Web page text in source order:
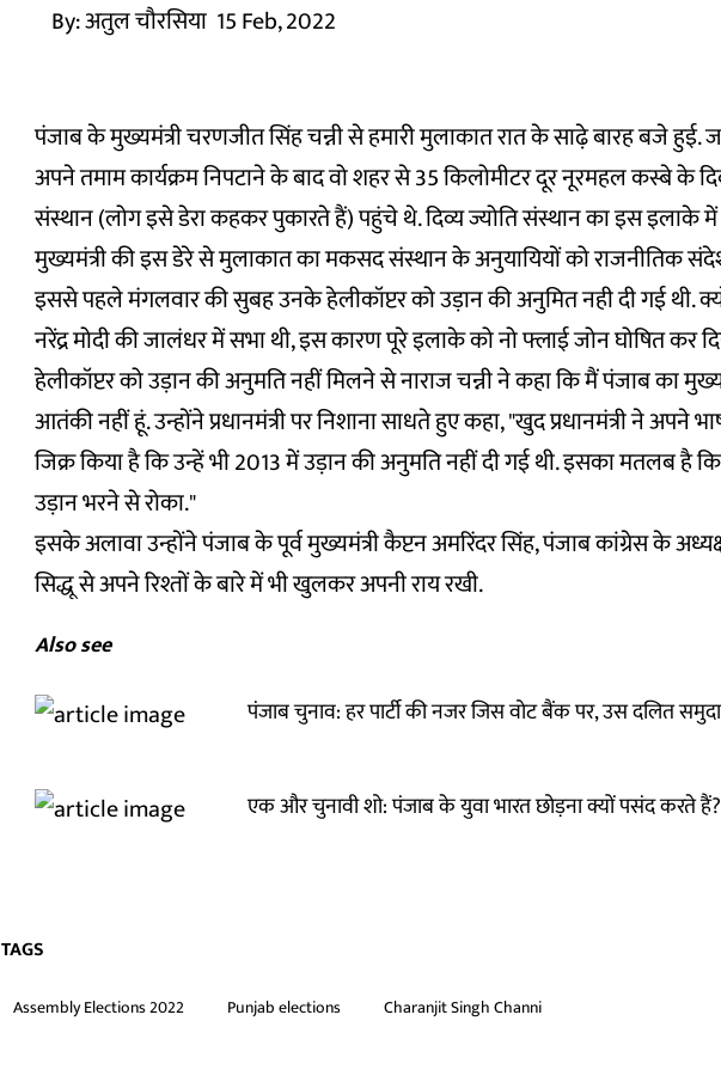
By:अतुल चौरसिया 15 Feb, 2022
पंजाब के मुख्यमंत्री चरणजीत सिंह चन्नी से हमारी मुलाकात रात के साढ़े बारह बजे हुई.
अपने तमाम कार्यक्रम निपटाने के बाद वो शहर से 35 किलोमीटर दूर नूरमहल कस्बे के
संस्थान (लोग इसे डेरा कहकर पुकारते हैं) पहुंचे थे. दिव्य ज्योति संस्थान का इस इलाके में
मुख्यमंत्री की इस डेरे से मुलाकात का मकसद संस्थान के अनुयायियों को राजनीतिक
इससे पहले मंगलवार की सुबह उनके हेलीकॉप्टर को उड़ान की अनुमित नही दी गई थी.
नरेंद्र मोदी की जालंधर में सभा थी, इस कारण पूरे इलाके को नो फ्लाई जोन घोषित कर
हेलीकॉप्टर को उड़ान की अनुमति नहीं मिलने से नाराज चन्नी ने कहा कि मैं पंजाब का
आतंकी नहीं हूं. उन्होंने प्रधानमंत्री पर निशाना साधते हुए कहा, "खुद प्रधानमंत्री ने अपने
जिक्र किया है कि उन्हें भी 2013 में उड़ान की अनुमति नहीं दी गई थी. इसका मतलब
उड़ान भरने से रोका."
इसके अलावा उन्होंने पंजाब के पूर्व मुख्यमंत्री कैप्टन अमरिंदर सिंह, पंजाब कांग्रेस के
सिद्धू से अपने रिश्तों के बारे में भी खुलकर अपनी राय रखी.
Also see
पंजाब चुनाव: हर पार्टी की नजर जिस वोट बैंक पर, उस दलित
एक और चुनावी शो: पंजाब के युवा भारत छोड़ना क्यों पसंद करते हैं?
TAGS
Assembly Elections 2022 Punjab elections Charanjit Singh Channi